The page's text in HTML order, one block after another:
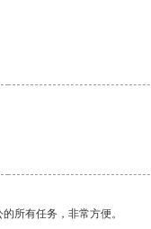
所有任务，非常方便。